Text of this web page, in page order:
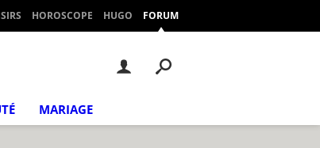
HOROSCOPE HUGO FORUM
MARIAGE